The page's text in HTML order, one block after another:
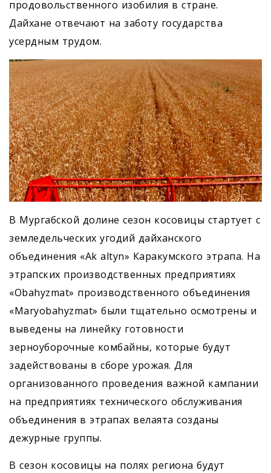
продовольственного изобилия в стране.
Дайхане отвечают на заботу государства
усердным трудом.
В Мургабской долине сезон косовицы стартует с
земледельческих угодий дайханского
объединения «Ak altyn» Каракумского этрапа. На
этрапских производственных предприятиях
«Obahyzmat» производственного объединения
«Maryobahyzmat» были тщательно осмотрены и
выведены на линейку готовности
зерноуборочные комбайны, которые будут
задействованы в сборе урожая. Для
организованного проведения важной кампании
на предприятиях технического обслуживания
объединения в этрапах велаята созданы
дежурные группы.
В сезон косовицы на полях региона будут